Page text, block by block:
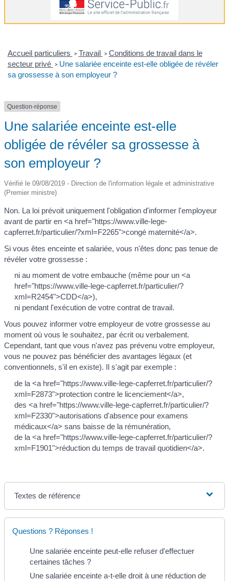
Accueil particuliers > Travail > Conditions de travail dans le
secteur privé > Une salariée enceinte est-elle obligée de révéler
sa grossesse à son employeur ?
Question-réponse
Une salariée enceinte est-elle
obligée de révéler sa grossesse à
son employeur ?
Vérifié le 09/08/2019 - Direction de l'information légale et administrative
(Premier ministre)
Non. La loi prévoit uniquement l'obligation d'informer l'employeur
avant de partir en <a href="https://www.ville-lege-
capferret.fr/particulier/?xml=F2265">congé maternité</a>.
Si vous êtes enceinte et salariée, vous n'êtes donc pas tenue de
révéler votre grossesse :
ni au moment de votre embauche (même pour un <a
href="https://www.ville-lege-capferret.fr/particulier/?
xml=R2454">CDD</a>),
ni pendant l'exécution de votre contrat de travail.
Vous pouvez informer votre employeur de votre grossesse au
moment où vous le souhaitez, par écrit ou verbalement.
Cependant, tant que vous n'avez pas prévenu votre employeur,
vous ne pouvez pas bénéficier des avantages légaux (et
conventionnels, s'il en existe). Il s'agit par exemple :
de la <a href="https://www.ville-lege-capferret.fr/particulier/?
xml=F2873">protection contre le licenciement</a>,
des <a href="https://www.ville-lege-capferret.fr/particulier/?
xml=F2330">autorisations d'absence pour examens
médicaux</a> sans baisse de la rémunération,
de la <a href="https://www.ville-lege-capferret.fr/particulier/?
xml=F1901">réduction du temps de travail quotidien</a>.
Textes de référence
Questions ? Réponses !
Une salariée enceinte peut-elle refuser d'effectuer
certaines tâches ?
Une salariée enceinte a-t-elle droit à une réduction de